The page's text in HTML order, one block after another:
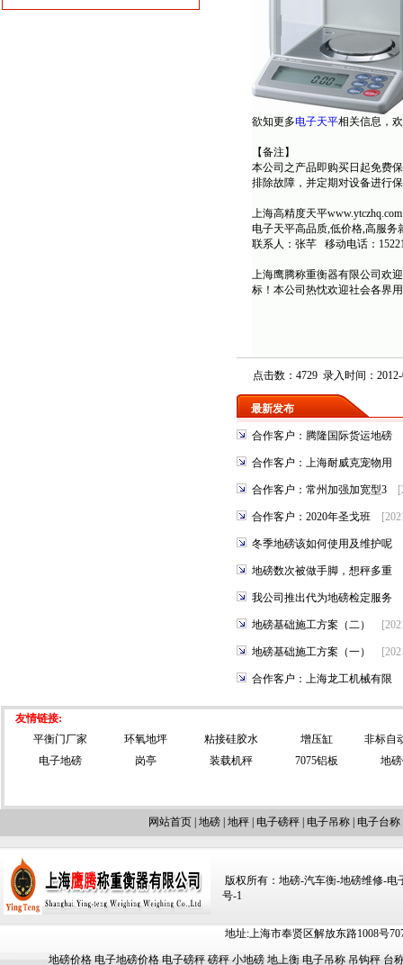
欲知更多电子天平相关信息，
【备注】
本公司之产品即购买日起免费
排除故障，并定期对设备进行
上海高精度天平www.ytczhq.com
电子天平高品质,低价格,高服务
联系人：张芊 移动电话：
上海鹰腾称重衡器有限公司欢
标！本公司热忱欢迎社会各界
点击数：4729 录入时间：
最新发布
合作客户：腾隆国际货运地磅
合作客户：上海耐威克宠物用
合作客户：常州加强加宽型3
合作客户：2020年圣戈班
冬季地磅该如何使用及维护呢
地磅数次被做手脚，想秤多重
我公司推出代为地磅检定服务
地磅基础施工方案（二）
地磅基础施工方案（一）
合作客户：上海龙工机械有限
友情链接:
平衡门厂家
环氧地坪 粘接硅胶水 增压缸
非标自
电子地磅
岗亭 装载机秤 7075铝板 地
网站首页 地磅 地秤 电子磅秤 电子吊称 电子台称
版权所有：地磅-汽车衡-地磅维修-电
号-1
地址:上海市奉贤区解放东路1008号
地磅价格 电子地磅价格 电子磅秤 磅秤 小地磅 地上衡 电子吊称 吊钩秤 台